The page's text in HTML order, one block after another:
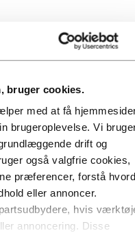
bruger cookies.
med at få
brugeroplevelse. Vi
drift og
også valgfrie cookies,
præferencer, forstå
eller annoncer.
hvis
annoncering. Disse